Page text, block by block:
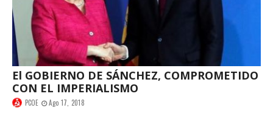
El GOBIERNO DE SÁNCHEZ, COMPROMETIDO
CON EL IMPERIALISMO
PCOE Ago 17, 2018